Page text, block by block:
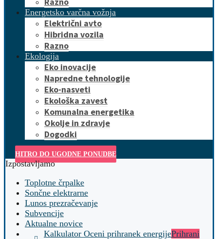
Energetsko varčna vožnja
Električni avto
Hibridna vozila
Razno
Ekologija
Eko inovacije
Napredne tehnologije
Eko-nasveti
Ekološka zavest
Komunalna energetika
Okolje in zdravje
Dogodki
HITRO DO UGODNE PONUDBE
Izpostavljamo
Toplotne črpalke
Sončne elektrarne
Lunos prezračevanje
Subvencije
Aktualne novice
Kalkulator Oceni prihranek energijePrihrani